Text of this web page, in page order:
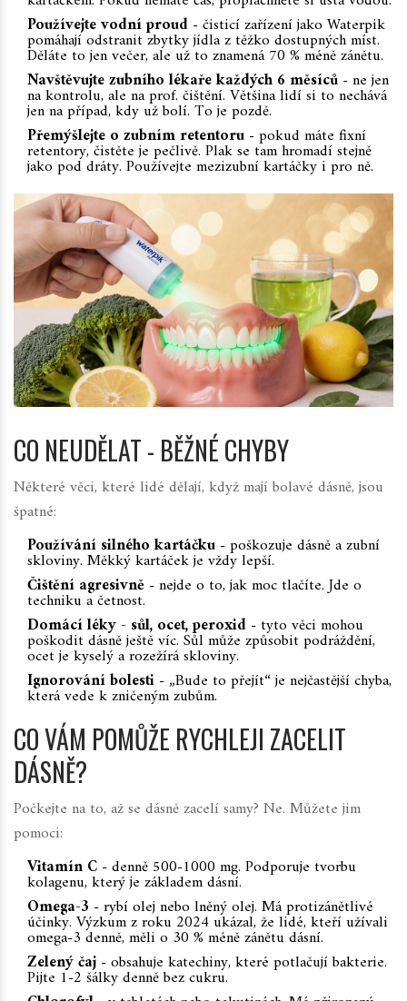
Používejte vodní proud - čisticí zařízení jako Waterpik
pomáhají odstranit zbytky jídla z těžko dostupných míst.
Děláte to jen večer, ale už to znamená 70 % méně zánětu.
Navštěvujte zubního lékaře každých 6 měsíců - ne jen
na kontrolu, ale na prof. čištění. Většina lidí si to nechává
jen na případ, kdy už bolí. To je pozdě.
Přemýšlejte o zubním retentoru - pokud máte fixní
retentory, čistěte je pečlivě. Plak se tam hromadí stejně
jako pod dráty. Používejte mezizubní kartáčky i pro ně.
CO NEUDĚLAT - BĚŽNÉ CHYBY
Některé věci, které lidé dělají, když mají bolavé dásně, jsou
špatné:
Používání silného kartáčku - poškozuje dásně a zubní
skloviny. Měkký kartáček je vždy lepší.
Čištění agresivně - nejde o to, jak moc tlačíte. Jde o
techniku a četnost.
Domácí léky - sůl, ocet, peroxid - tyto věci mohou
poškodit dásně ještě víc. Sůl může způsobit podráždění,
ocet je kyselý a rozežírá skloviny.
Ignorování bolesti - „Bude to přejít“ je nejčastější chyba,
která vede k zničeným zubům.
CO VÁM POMŮŽE RYCHLEJI ZACELIT
DÁSNĚ?
Počkejte na to, až se dásně zacelí samy? Ne. Můžete jim
pomoci:
Vitamín C - denně 500-1000 mg. Podporuje tvorbu
kolagenu, který je základem dásní.
Omega-3 - rybí olej nebo lněný olej. Má protizánětlivé
účinky. Výzkum z roku 2024 ukázal, že lidé, kteří užívali
omega-3 denně, měli o 30 % méně zánětu dásní.
Zelený čaj - obsahuje katechiny, které potlačují bakterie.
Pijte 1-2 šálky denně bez cukru.